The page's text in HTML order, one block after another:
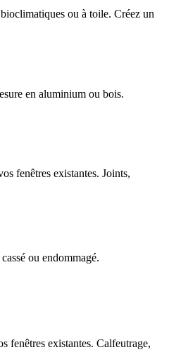
ou à toile. Créez un
en aluminium ou bois.
fenêtres existantes. Joints,
ou endommagé.
fenêtres existantes. Calfeutrage,